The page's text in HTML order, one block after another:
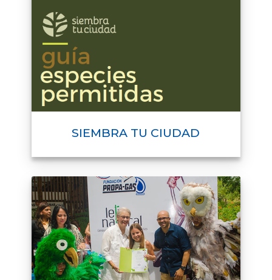
SIEMBRA TU CIUDAD